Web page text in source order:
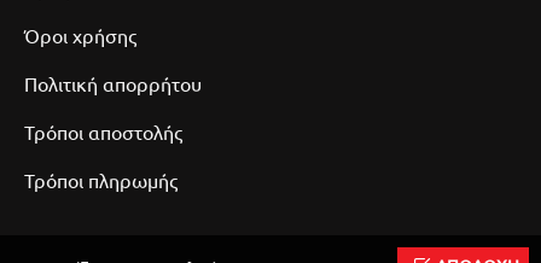
Όροι χρήσης
Πολιτική απορρήτου
Τρόποι αποστολής
Τρόποι πληρωμής